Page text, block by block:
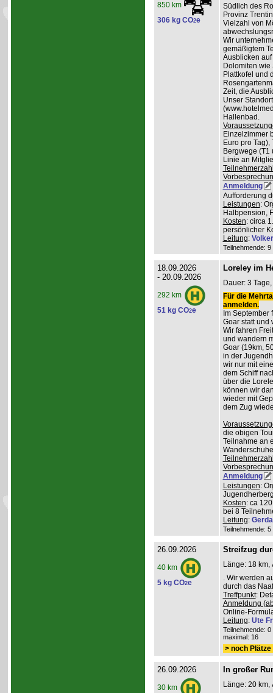
850 km
306 kg CO2e
Südlich des
Provinz
Vielzahl von
Wir
gemäßigtem
Ausblicken
Dolomiten wie
Plattkofel und
Zeit, die
Unser
Hallenbad.
Einzelzimmer
Euro pro
Bergwege (T1
Linie an
Anmeldung
Aufforderung
Leistungen:
Halbpension,
Kosten: circa
persönlicher
Leitung:
Teilnehmende:
18.09.2026
- 20.09.2026
292 km
51 kg CO2e
Loreley im
Dauer: 3
Für die
anmelden.
Im September
Goar statt und
Wir fahren
und wandern
Goar (19km,
in der
wir nur mit
dem Schiff
über die
können wir
wieder mit
dem Zug
die obigen
Teilnahme an
Anmeldung
Leistungen:
Kosten: ca
bei 8
Leitung:
Teilnehmende:
26.09.2026
40 km
5 kg CO2e
Streifzug
Länge: 18 km,
. Wir werden
durch das
Treffpunkt:
Anmeldung
Online-
Leitung: Ute
Teilnehmende:
maximal: 16
> noch
26.09.2026
30 km
In großer
Länge: 20 km,